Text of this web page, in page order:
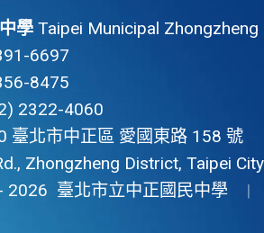
學Taipei Municipal Zhongzheng
6697
8475
2322-4060
臺北市中正區 愛國東路 158 號
Zhongzheng District, Taipei
2026 臺北市立中正國民中學 |